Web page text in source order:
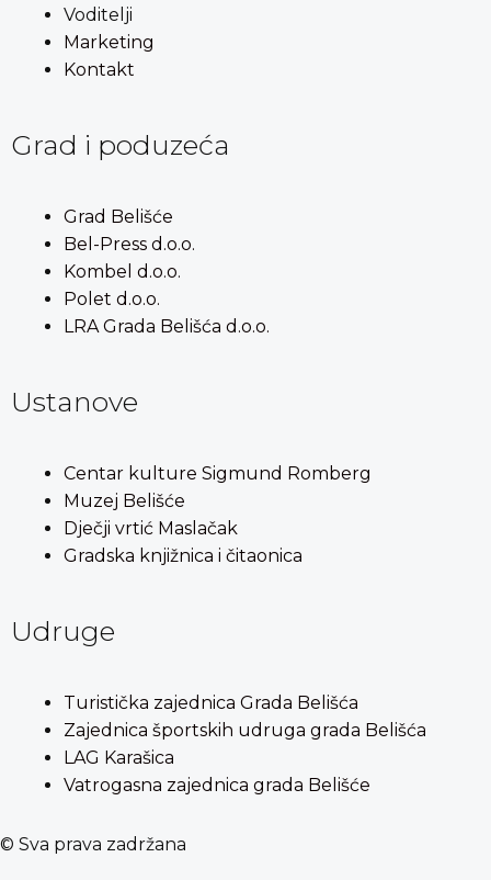
Voditelji
Marketing
Kontakt
Grad i poduzeća
Grad Belišće
Bel-Press d.o.o.
Kombel d.o.o.
Polet d.o.o.
LRA Grada Belišća d.o.o.
Ustanove
Centar kulture Sigmund Romberg
Muzej Belišće
Dječji vrtić Maslačak
Gradska knjižnica i čitaonica
Udruge
Turistička zajednica Grada Belišća
Zajednica športskih udruga grada Belišća
LAG Karašica
Vatrogasna zajednica grada Belišće
© Sva prava zadržana